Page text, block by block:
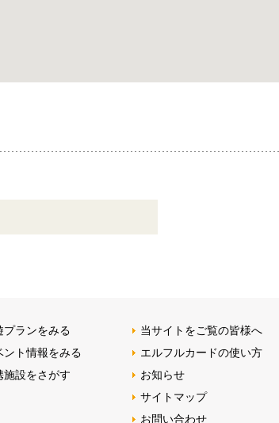
プランをみる
ント情報をみる
施設をさがす
当サイトをご覧の皆様へ
エルフルカードの使い方
お知らせ
サイトマップ
お問い合わせ